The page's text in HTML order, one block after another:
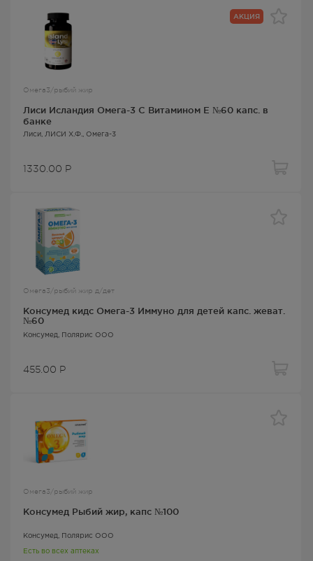
АКЦИЯ
Омега3/рыбий жир
Лиси Исландия Омега-3 С Витамином Е №60 капс. в
банке
Лиси , ЛИСИ Х.Ф., Омега-3
1330.00 Р
Омега3/рыбий жир д/дет
Консумед кидс Омега-3 Иммуно для детей капс. жеват.
№60
Консумед, Полярис ООО
455.00 Р
Омега3/рыбий жир
Консумед Рыбий жир, капс №100
Консумед, Полярис ООО
Есть во всех аптеках